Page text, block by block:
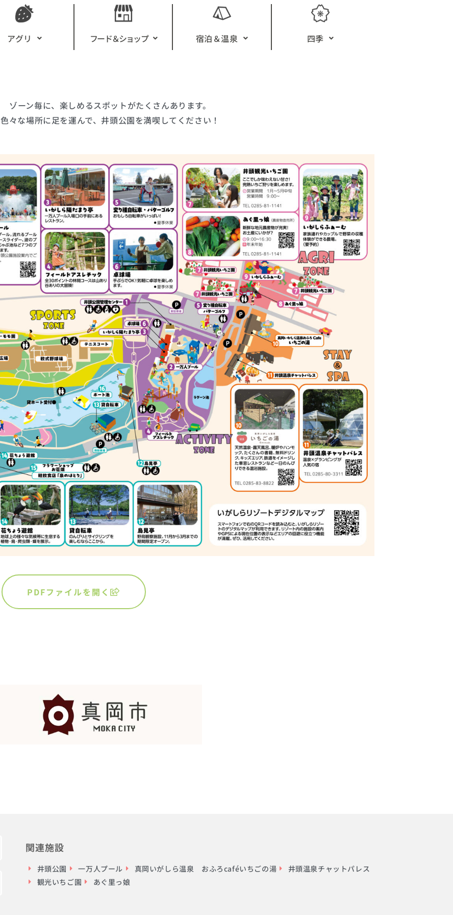
アグリ フード＆ショップ 宿泊＆温泉 四季
ゾーン毎に、楽しめるスポットがたくさんあります。
色々な場所に足を運んで、井頭公園を満喫してください！
PDFファイルを開く
関連施設
井頭公園 一万人プール 真岡いがしら温泉 おふろcaféいちごの湯
井頭温泉チャットパレス
観光いちご園
あぐ里っ娘